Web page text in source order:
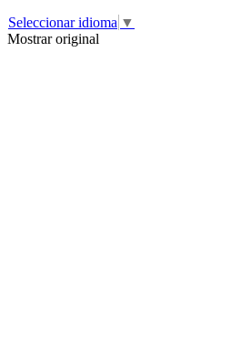
Seleccionar idioma ▼
Mostrar original